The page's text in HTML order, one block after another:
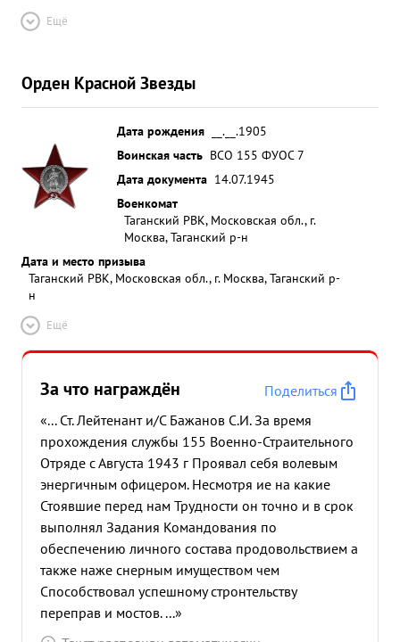
Ещё
Орден Красной Звезды
Дата рождения
__.__.1905
Воинская часть ВСО 155 ФУОС 7
Дата документа 14.07.1945
Военкомат
Таганский РВК, Московская обл., г.
Москва, Таганский р-н
Дата и место призыва
Таганский РВК, Московская обл., г. Москва, Таганский р-
н
Ещё
За что награждён
Поделиться
«... Ст. Лейтенант и/С Бажанов С.И. За время
прохождения службы 155 Военно-Страительного
Отряде с Августа 1943 г Проявал себя волевым
энергичным офицером. Несмотря ие на какие
Стоявшие перед нам Трудности он точно и в срок
выполнял Задания Командования по
обеспечению личного состава продовольствием а
также наже снерным имуществом чем
Способствовал успешному стронтельству
переправ и мостов. ...»